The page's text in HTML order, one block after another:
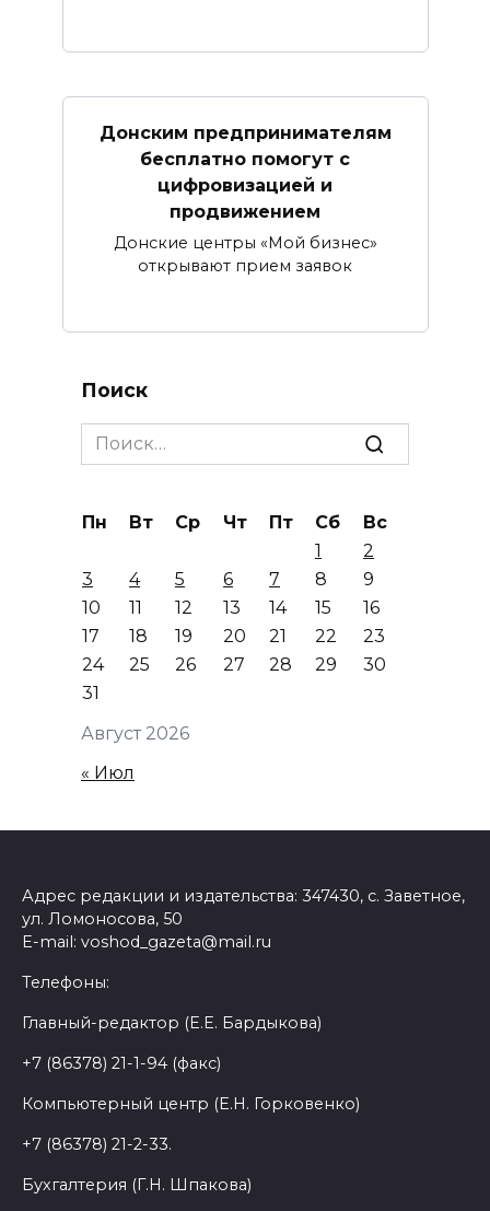
Донским предпринимателям
бесплатно помогут с
цифровизацией и
продвижением
Донские центры «Мой бизнес»
открывают прием заявок
Поиск
Search
for:
Август 2026
Пн Вт Ср Чт Пт Сб
Вс
1
2
3
4 5 6 7 8
9
10
11 12 13 14 15
16
17
18 19 20 21 22
23
24
25 26 27 28 29
30
31
« Июл
Адрес редакции и издательства: 347430, с. Заветное,
ул. Ломоносова, 50
E-mail: voshod_gazeta@mail.ru
Телефоны:
Главный-редактор (Е.Е. Бардыкова)
+7 (86378) 21-1-94 (факс)
Компьютерный центр (Е.Н. Горковенко)
+7 (86378) 21-2-33.
Бухгалтерия (Г.Н. Шпакова)